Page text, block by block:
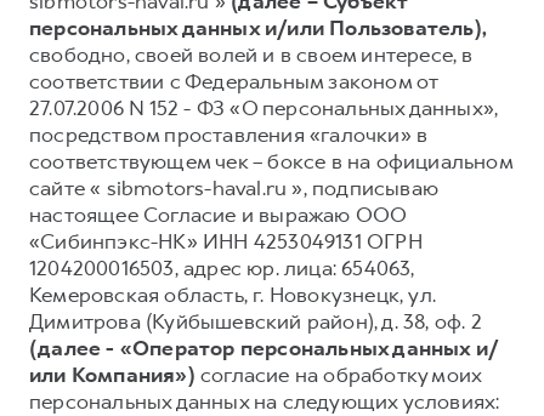
DARGO DARGO X
от 3 499 000 ₽
F7
от 2 899 000 ₽
F7X
от 3 599 000 ₽
Тест-драйв
Трейд-ин
КРЕДИТ И СТРАХОВАНИЕ
Кредитный калькулятор
Страхование
Кредит
КОРПОРАТИВНЫМ КЛИЕНТАМ
Для малого бизнеса
СЕРВИСНОЕ ОБСЛУЖИВАНИЕ
Нулевое ТО
Программа «Помощь на дороге»
Регламенты технического обслуживания
Электронный ПТС
ПОДДЕРЖКА
GWM Безопасность
Гарантия HAVAL
Мобильное приложение GWM
О дилере
Наша команда
Контакты
персональных данных и/или Пользователь),
свободно, своей волей и в своем интересе, в
соответствии с Федеральным законом от
27.07.2006 N 152 - ФЗ «О персональных данных»,
посредством проставления «галочки» в
соответствующем чек – боксе в на официальном
сайте « sibmotors-haval.ru », подписываю
настоящее Согласие и выражаю ООО
«Сибинпэкс-НК» ИНН 4253049131 ОГРН
1204200016503, адрес юр. лица: 654063,
Кемеровская область, г. Новокузнецк, ул.
Димитрова (Куйбышевский район), д. 38, оф. 2
(далее - «Оператор персональных данных и/
или Компания») согласие на обработку моих
персональных данных на следующих условиях: